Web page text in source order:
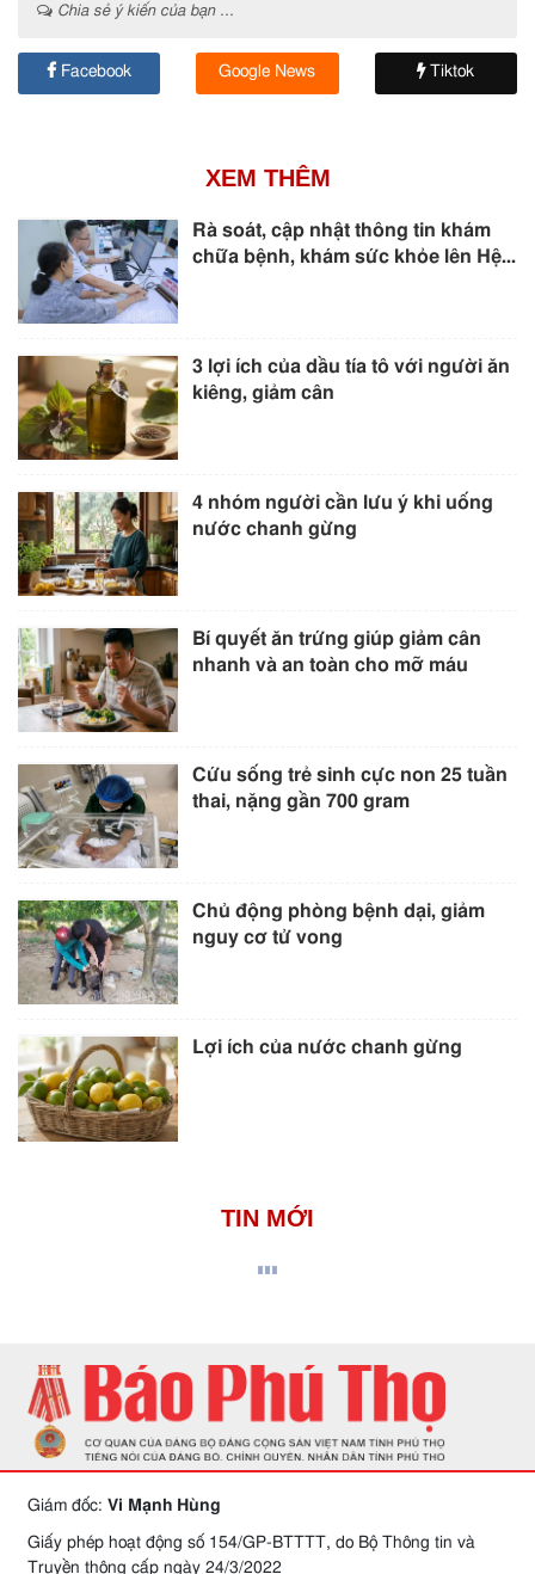
Chia sẻ ý kiến của bạn ...
Facebook Google News Tiktok
XEM THÊM
Rà soát, cập nhật thông tin khám
chữa bệnh, khám sức khỏe lên Hệ...
3 lợi ích của dầu tía tô với người ăn
kiêng, giảm cân
4 nhóm người cần lưu ý khi uống
nước chanh gừng
Bí quyết ăn trứng giúp giảm cân
nhanh và an toàn cho mỡ máu
Cứu sống trẻ sinh cực non 25 tuần
thai, nặng gần 700 gram
Chủ động phòng bệnh dại, giảm
nguy cơ tử vong
Lợi ích của nước chanh gừng
TIN MỚI
Giám đốc: Vi Mạnh Hùng
Giấy phép hoạt động số 154/GP-BTTTT, do Bộ Thông tin và
Truyền thông cấp ngày 24/3/2022